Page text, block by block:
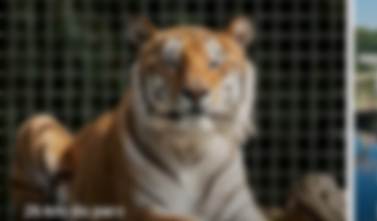
26 km du parc